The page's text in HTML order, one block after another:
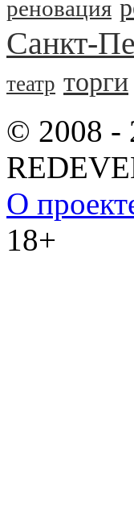
реновация
Санкт-
театр торги
© 2008 -
О
18+